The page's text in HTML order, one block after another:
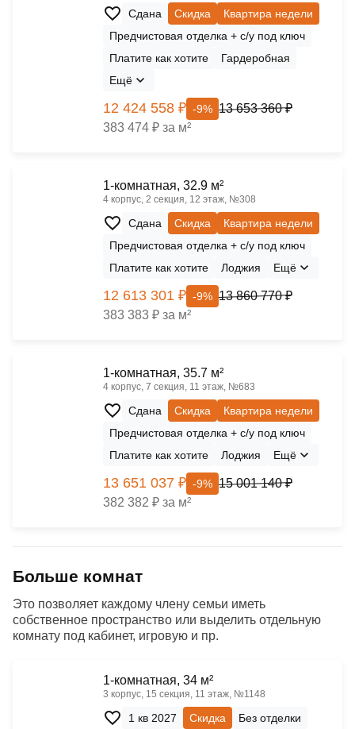
Сдана Скидка
Квартира недели
Предчистовая отделка + с/у под ключ
Платите как хотите
Гардеробная
Ещё
12 424 558 ₽ -9% 13 653 360 ₽
383 474 ₽ за м²
1-комнатная, 32.9 м²
4 корпус, 2 секция, 12 этаж, №308
Сдана Скидка
Квартира недели
Предчистовая отделка + с/у под ключ
Платите как хотите
Лоджия Ещё
12 613 301 ₽ -9% 13 860 770 ₽
383 383 ₽ за м²
1-комнатная, 35.7 м²
4 корпус, 7 секция, 11 этаж, №683
Сдана Скидка
Квартира недели
Предчистовая отделка + с/у под ключ
Платите как хотите
Лоджия Ещё
13 651 037 ₽ -9% 15 001 140 ₽
382 382 ₽ за м²
Больше комнат
Это позволяет каждому члену семьи иметь
собственное пространство или выделить отдельную
комнату под кабинет, игровую и пр.
1-комнатная, 34 м²
3 корпус, 15 секция, 11 этаж, №1148
1 кв 2027 Скидка
Без отделки